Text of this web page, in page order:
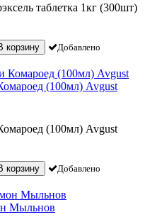
таблетка 1кг (300шт)
корзину Добавлено
(100мл) Avgust
(100мл) Avgust
корзину Добавлено
Мыльнов